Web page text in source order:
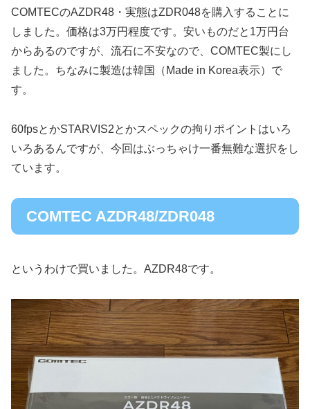
COMTECのAZDR48・実態はZDR048を購入することに
しました。価格は3万円程度です。安いものだと1万円台
からあるのですが、流石に不安なので、COMTEC製にし
ました。ちなみに製造は韓国（Made in Korea表示）で
す。
60fpsとかSTARVIS2とかスペックの拘りポイントはいろ
いろあるんですが、今回はぶっちゃけ一番無難な選択をし
ています。
COMTEC AZDR48/ZDR048
というわけで買いました。AZDR48です。